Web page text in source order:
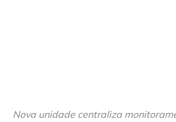
Nova unidade centraliza